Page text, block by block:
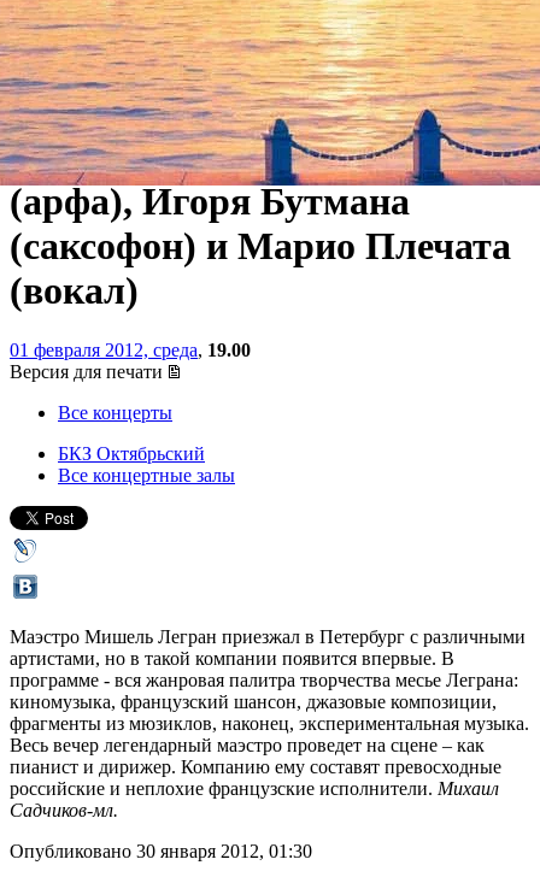
Мишель Легран.
Юбилейный концерт при
участии «Виртуозов
Москвы», Катрин Мишель
(арфа), Игоря Бутмана
(саксофон) и Марио Плечата
(вокал)
01 февраля 2012, среда, 19.00
Версия для печати
Все концерты
БКЗ Октябрьский
Все концертные залы
Маэстро Мишель Легран приезжал в Петербург с различными
артистами, но в такой компании появится впервые. В
программе - вся жанровая палитра творчества месье Леграна:
киномузыка, французский шансон, джазовые композиции,
фрагменты из мюзиклов, наконец, экспериментальная музыка.
Весь вечер легендарный маэстро проведет на сцене – как
пианист и дирижер. Компанию ему составят превосходные
российские и неплохие французские исполнители. Михаил
Садчиков-мл.
Опубликовано 30 января 2012, 01:30